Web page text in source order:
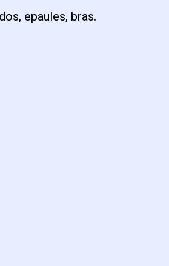
epaules, bras.